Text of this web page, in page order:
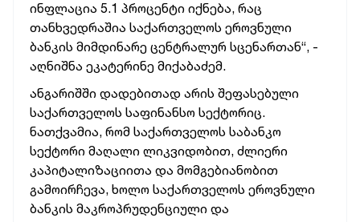
ინფლაცია 5.1 პროცენტი იქნება, რაც
თანხვედრაშია საქართველოს ეროვნული
ბანკის მიმდინარე ცენტრალურ სცენართან“, -
აღნიშნა ეკატერინე მიქაბაძემ.
ანგარიშში დადებითად არის შეფასებული
საქართველოს საფინანსო სექტორიც.
ნათქვამია, რომ საქართველოს საბანკო
სექტორი მაღალი ლიკვიდობით, ძლიერი
კაპიტალიზაციითა და მომგებიანობით
გამოირჩევა, ხოლო საქართველოს ეროვნული
ბანკის მაკროპრუდენციული და